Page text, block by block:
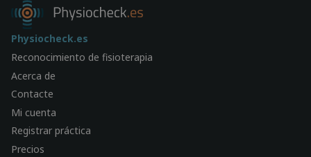
Physiocheck.es
Reconocimiento de fisioterapia
Acerca de
Contacte
Mi cuenta
Registrar práctica
Precios